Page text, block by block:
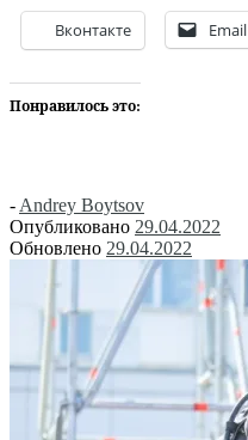
Вконтакте Email
Понравилось это:
- Andrey Boytsov
Опубликовано 29.04.2022
Обновлено 29.04.2022